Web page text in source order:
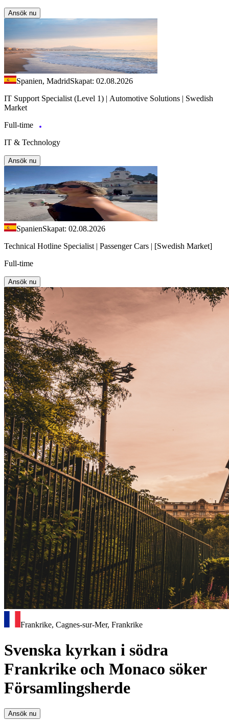
Ansök nu
Spanien, MadridSkapat: 02.08.2026
IT Support Specialist (Level 1) | Automotive Solutions | Swedish
Market
Full-time
IT & Technology
Ansök nu
SpanienSkapat: 02.08.2026
Technical Hotline Specialist | Passenger Cars | [Swedish Market]
Full-time
Ansök nu
Frankrike, Cagnes-sur-Mer, Frankrike
Svenska kyrkan i södra
Frankrike och Monaco söker
Församlingsherde
Ansök nu